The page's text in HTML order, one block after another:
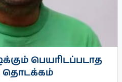
பெயரிடப்படாத
தொடக்கம்